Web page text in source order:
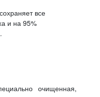
все
и на 95%
очищенная,